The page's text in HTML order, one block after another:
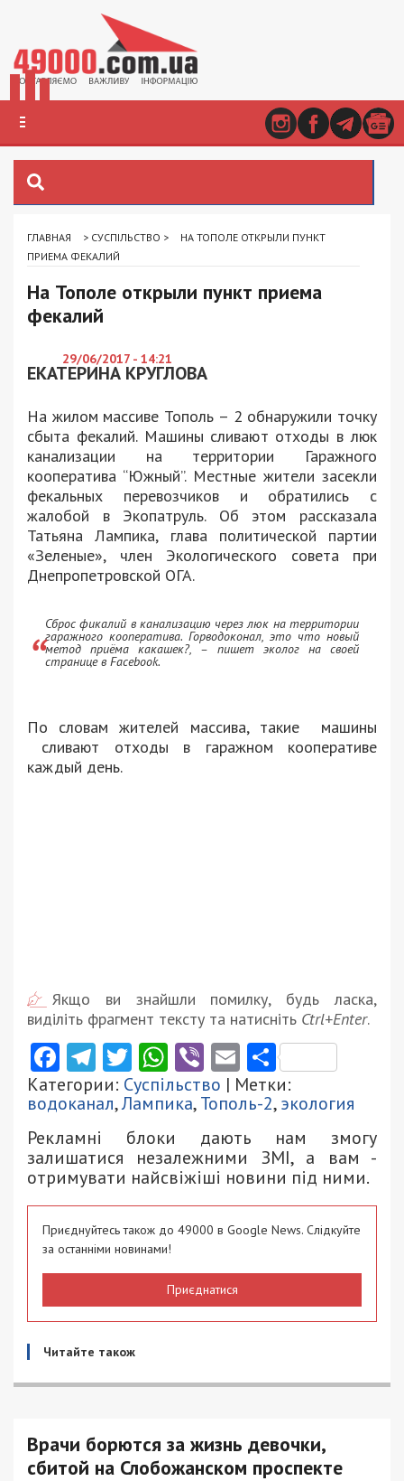
ГЛАВНАЯ > СУСПІЛЬСТВО >
НА ТОПОЛЕ ОТКРЫЛИ ПУНКТ
ПРИЕМА ФЕКАЛИЙ
На Тополе открыли пункт приема
фекалий
29/06/2017 - 14:21
ЕКАТЕРИНА КРУГЛОВА
На жилом массиве Тополь – 2 обнаружили точку
сбыта фекалий. Машины сливают отходы в люк
канализации на территории Гаражного
кооператива “Южный”. Местные жители засекли
фекальных перевозчиков и обратились с
жалобой в Экопатруль. Об этом рассказала
Татьяна Лампика, глава политической партии
«Зеленые», член Экологического совета при
Днепропетровской ОГА.
Сброс фикалий в канализацию через люк на территории
гаражного кооператива. Горводоконал, это что новый
метод приёма какашек?, – пишет эколог на своей
странице в Facebook.
По словам жителей массива, такие машины
сливают отходы в гаражном кооперативе
каждый день.
Якщо ви знайшли помилку, будь ласка,
виділіть фрагмент тексту та натисніть Ctrl+Enter.
Facebook
Telegram
Twitter
WhatsApp
ViberEmail
Категории: Суспільство | Метки:
водоканал,Лампика,Тополь-2,экология
Рекламні блоки дають нам змогу
залишатися незалежними ЗМІ, а вам -
отримувати найсвіжіші новини під ними.
Приєднуйтесь також до 49000 в Google News. Слідкуйте
за останніми новинами!
Приєднатися
Читайте також
Врачи борются за жизнь девочки,
сбитой на Слобожанском проспекте